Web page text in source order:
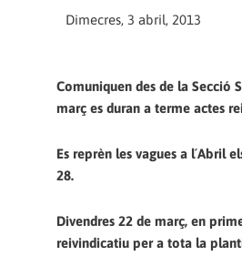
Dimecres, 3 abril, 2013
Comuniquen des de la Secció
març es duran a terme actes
Es reprèn les vagues a l´Abril
28.
Divendres 22 de març, en
reivindicatiu per a tota la